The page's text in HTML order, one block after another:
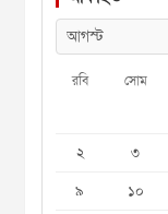
রবি সোম
২
৩
৯
১০